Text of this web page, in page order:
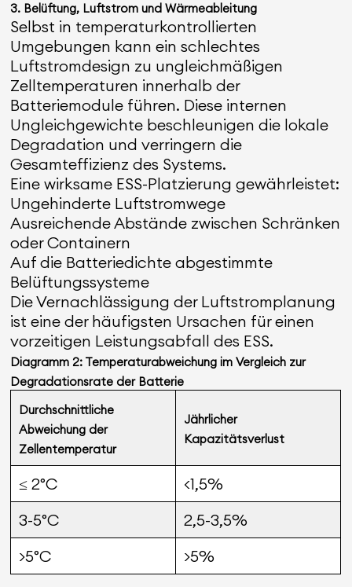
3. Belüftung, Luftstrom und Wärmeableitung
Selbst in temperaturkontrollierten
Umgebungen kann ein schlechtes
Luftstromdesign zu ungleichmäßigen
Zelltemperaturen innerhalb der
Batteriemodule führen. Diese internen
Ungleichgewichte beschleunigen die lokale
Degradation und verringern die
Gesamteffizienz des Systems.
Eine wirksame ESS-Platzierung gewährleistet:
Ungehinderte Luftstromwege
Ausreichende Abstände zwischen Schränken
oder Containern
Auf die Batteriedichte abgestimmte
Belüftungssysteme
Die Vernachlässigung der Luftstromplanung
ist eine der häufigsten Ursachen für einen
vorzeitigen Leistungsabfall des ESS.
Diagramm 2: Temperaturabweichung im Vergleich zur
Degradationsrate der Batterie
Durchschnittliche
Abweichung der
Zellentemperatur
Jährlicher
Kapazitätsverlust
≤ 2°C
<1,5%
3-5°C
2,5-3,5%
>5°C
>5%